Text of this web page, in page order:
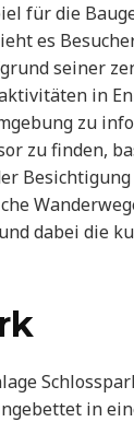
für die
es
seiner
in
zu
zu finden,
dabei die
in